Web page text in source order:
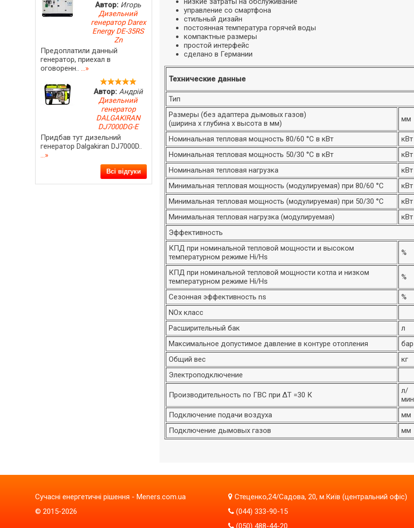
Автор: Игорь
Дизельний
генератор Darex
Energy DE-35RS
Zn
Предоплатили данный
генератор, приехал в
оговоренн.. ...»
Автор: Андрій
Дизельний
генератор
DALGAKIRAN
DJ7000DG-E
Придбав тут дизельний
генератор Dalgakiran DJ7000D..
...»
Всі відгуки
управление со смартфона
стильный дизайн
постоянная температура горячей воды
компактные размеры
простой интерфейс
сделано в Германии
Технические данные
Тип
Размеры (без адаптера дымовых газов)
(ширина х глубина х высота в мм)
мм
Номинальная тепловая мощность 80/60 °С в кВт кВт
Номинальная тепловая мощность 50/30 °С в кВт
кВт
Номинальная тепловая нагрузка
кВт
Минимальная тепловая мощность (модулируемая) при 80/60 °C
кВт
Минимальная тепловая мощность (модулируемая) при 50/30 °C
кВт
Минимальная тепловая нагрузка (модулируемая)
кВт
Эффективность
КПД при номинальной тепловой мощности и высоком
температурном режиме Hi/Hs
%
КПД при номинальной тепловой мощности котла и низком
температурном режиме Hi/Hs
%
Сезонная эффективность ns %
NOx класс
Расширительный бак
л
Максимальное допустимое давление в контуре отопления
бар
Общий вес
кг
Электроподключение
Производительность по ГВС при ΔТ =30 К
л/
мин
Подключение подачи воздуха мм
Подключение дымовых газов
мм
Сучасні енергетичні рішення - Meners.com.ua
© 2015-2026
Стеценко,24/Садова, 20, м.Київ (центральний офіс)
(044) 333-90-15
(050) 488-44-20